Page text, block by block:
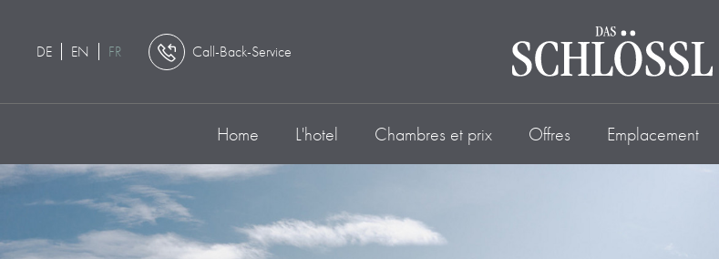
DE EN FR Call-Back-Service
Home L'hotel Chambres et prix Offres Emplacement